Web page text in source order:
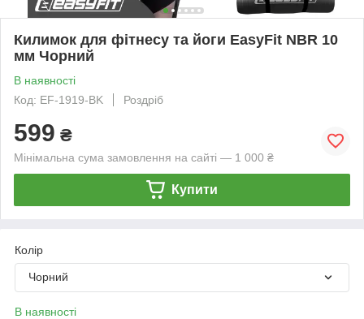
Килимок для фітнесу та йоги EasyFit NBR 10
мм Чорний
В наявності
Код: EF-1919-BK
Роздріб
599 ₴
Мінімальна сума замовлення на сайті — 1 000 ₴
Купити
Колір
Чорний
В наявності